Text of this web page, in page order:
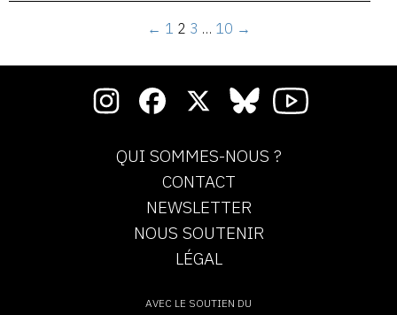
← 1 2 3 … 10 →
QUI SOMMES-NOUS ?
CONTACT
NEWSLETTER
NOUS SOUTENIR
LÉGAL
AVEC LE SOUTIEN DU